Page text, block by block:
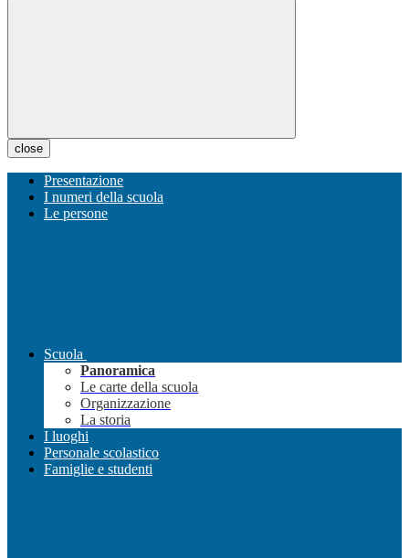
close
Presentazione
I numeri della scuola
Le persone
Scuola
Panoramica
Le carte della scuola
Organizzazione
La storia
I luoghi
Personale scolastico
Famiglie e studenti